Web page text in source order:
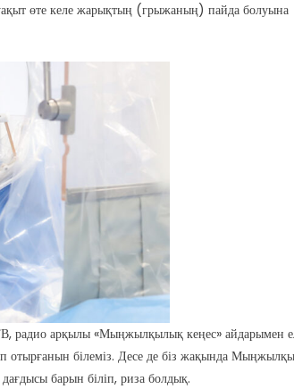
уақыт өте келе жарықтың (грыжаның) пайда болуына
ТВ, радио арқылы «Мыңжылқылық кеңес» айдарымен
отырғанын білеміз. Десе де біз жақында Мыңжылқы
барын біліп, риза болдық.